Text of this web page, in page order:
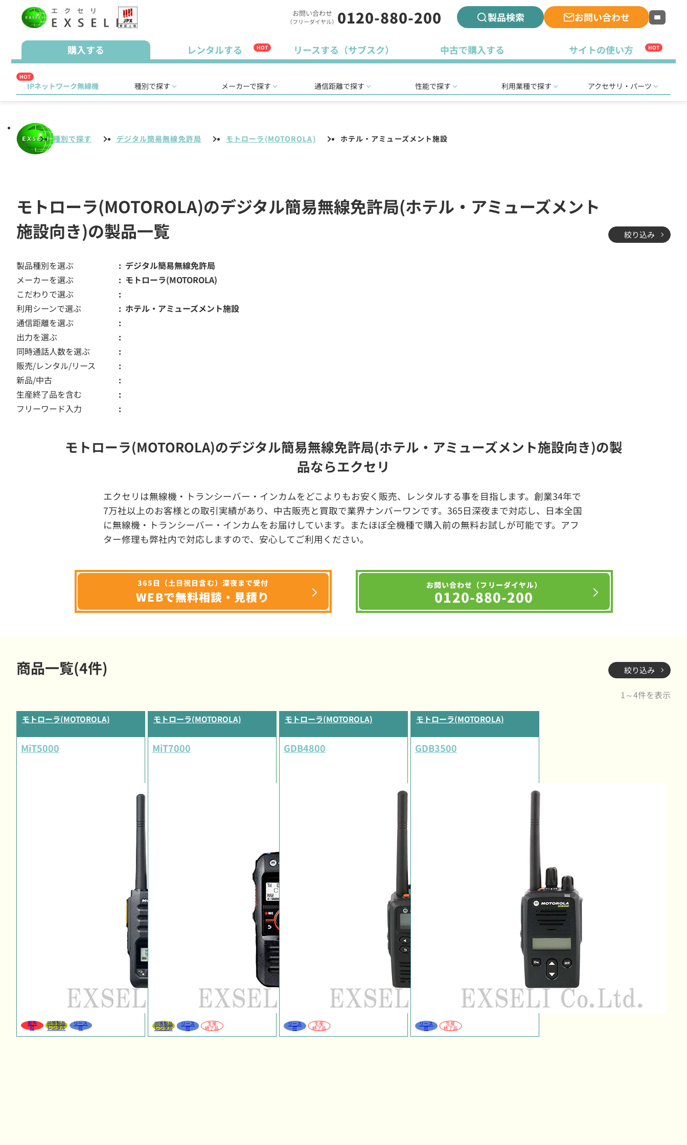
お問い合わせ
（フリーダイヤル） 0120-880-200 製品検索 お問い合わせ
購入する レンタルする HOT リースする（サブスク） 中古で購入する サイトの使い方 HOT
HOT
IPネットワーク無線機 種別で探す メーカーで探す 通信距離で探す 性能で探す 利用業種で探す アクセサリ・パーツ
種別で探す デジタル簡易無線免許局 モトローラ(MOTOROLA) ホテル・アミューズメント施設
モトローラ(MOTOROLA)のデジタル簡易無線免許局(ホテル・アミューズメント
施設向き)の製品一覧
絞り込み
製品種別を選ぶ
デジタル簡易無線免許局
メーカーを選ぶ
モトローラ(MOTOROLA)
こだわりで選ぶ
利用シーンで選ぶ
ホテル・アミューズメント施設
通信距離を選ぶ
出力を選ぶ
同時通話人数を選ぶ
販売/レンタル/リース
新品/中古
生産終了品を含む
フリーワード入力
モトローラ(MOTOROLA)のデジタル簡易無線免許局(ホテル・アミューズメント施設向き)の製
品ならエクセリ
エクセリは無線機・トランシーバー・インカムをどこよりもお安く販売、レンタルする事を目指します。創業34年で
7万社以上のお客様との取引実績があり、中古販売と買取で業界ナンバーワンです。365日深夜まで対応し、日本全国
に無線機・トランシーバー・インカムをお届けしています。またほぼ全機種で購入前の無料お試しが可能です。アフ
ター修理も弊社内で対応しますので、安心してご利用ください。
365日（土日祝日含む）深夜まで受付
WEBで無料相談・見積り
お問い合わせ（フリーダイヤル）
0120-880-200
商品一覧(4件) 絞り込み
1～4件を表示
モトローラ(MOTOROLA)
MiT5000
販売
可
同等製品
レンタル
リース
可
モトローラ(MOTOROLA)
MiT7000
同等製品
レンタル
リース
可
生産
終了品
モトローラ(MOTOROLA)
GDB4800
リース
可
生産
終了品
モトローラ(MOTOROLA)
GDB3500
リース
可
生産
終了品